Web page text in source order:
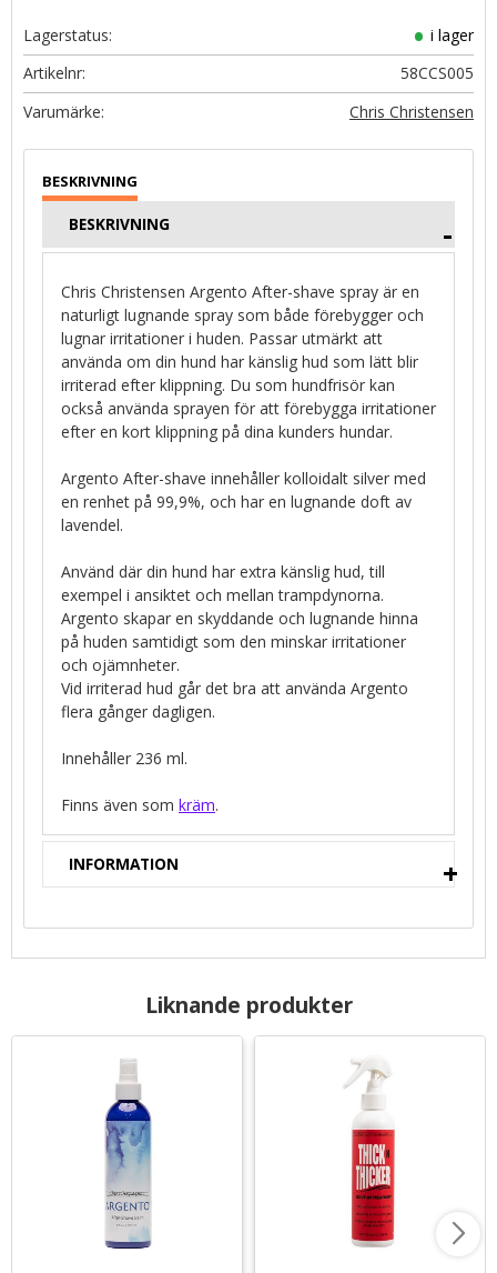
Lagerstatus
i lager
Artikelnr
58CCS005
Chris Christensen
BESKRIVNING
Chris Christensen Argento After-shave spray är en
naturligt lugnande spray som både förebygger och
lugnar irritationer i huden. Passar utmärkt att
använda om din hund har känslig hud som lätt blir
irriterad efter klippning. Du som hundfrisör kan
också använda sprayen för att förebygga irritationer
efter en kort klippning på dina kunders hundar.
Argento After-shave innehåller kolloidalt silver med
en renhet på 99,9%, och har en lugnande doft av
lavendel.
Använd där din hund har extra känslig hud, till
exempel i ansiktet och mellan trampdynorna.
Argento skapar en skyddande och lugnande hinna
på huden samtidigt som den minskar irritationer
och ojämnheter.
Vid irriterad hud går det bra att använda Argento
flera gånger dagligen.
Innehåller 236 ml.
Finns även som kräm.
INFORMATION
Liknande produkter